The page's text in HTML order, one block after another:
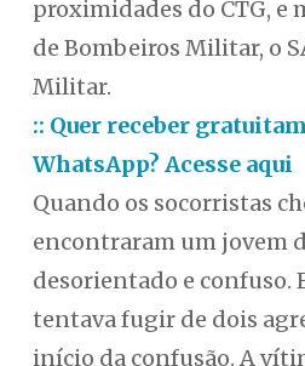
proximidades do CTG, e
de Bombeiros Militar, o
Militar.
:: Quer receber
WhatsApp? Acesse aqui
Quando os socorristas
encontraram um jovem
desorientado e confuso.
tentava fugir de dois
início da confusão. A